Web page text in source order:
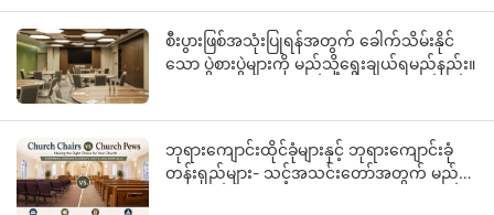
စီးပွားဖြစ်အသုံးပြုရန်အတွက် ခေါက်သိမ်းနိုင်
သော ပွဲစားပွဲများကို မည်သို့ရွေးချယ်ရမည်နည်း။
ဘုရားကျောင်းထိုင်ခုံများနှင့် ဘုရားကျောင်းခုံ
တန်းရှည်များ- သင့်အသင်းတော်အတွက် မည်